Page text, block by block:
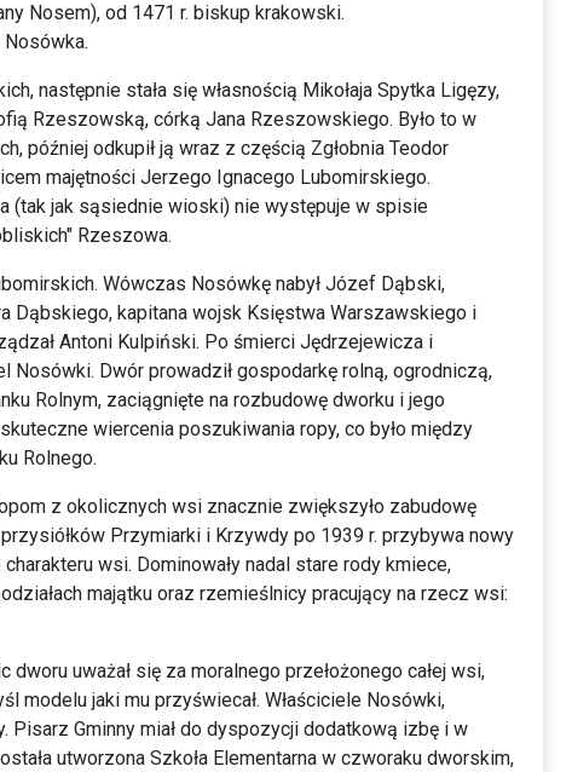
Nosem), od 1471 r. biskup krakowski.
następnie stała się własnością Mikołaja Spytka Ligęzy,
Rzeszowską, córką Jana Rzeszowskiego. Było to w
później odkupił ją wraz z częścią Zgłobnia Teodor
majętności Jerzego Ignacego Lubomirskiego.
(tak jak sąsiednie wioski) nie występuje w spisie
Rzeszowa.
Wówczas Nosówkę nabył Józef Dąbski,
Dąbskiego, kapitana wojsk Księstwa Warszawskiego i
Antoni Kulpiński. Po śmierci Jędrzejewicza i
Nosówki. Dwór prowadził gospodarkę rolną, ogrodniczą,
Rolnym, zaciągnięte na rozbudowę dworku i jego
wiercenia poszukiwania ropy, co było między
Rolnego.
z okolicznych wsi znacznie zwiększyło zabudowę
Przymiarki i Krzywdy po 1939 r. przybywa nowy
wsi. Dominowały nadal stare rody kmiece,
majątku oraz rzemieślnicy pracujący na rzecz wsi:
uważał się za moralnego przełożonego całej wsi,
modelu jaki mu przyświecał. Właściciele Nosówki,
Gminny miał do dyspozycji dodatkową izbę i w
utworzona Szkoła Elementarna w czworaku dworskim,